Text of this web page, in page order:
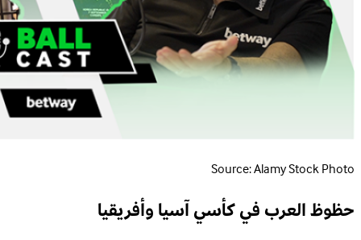
Source: Alamy Stock Photo
حظوظ العرب في كأسي آسيا وأفريقيا